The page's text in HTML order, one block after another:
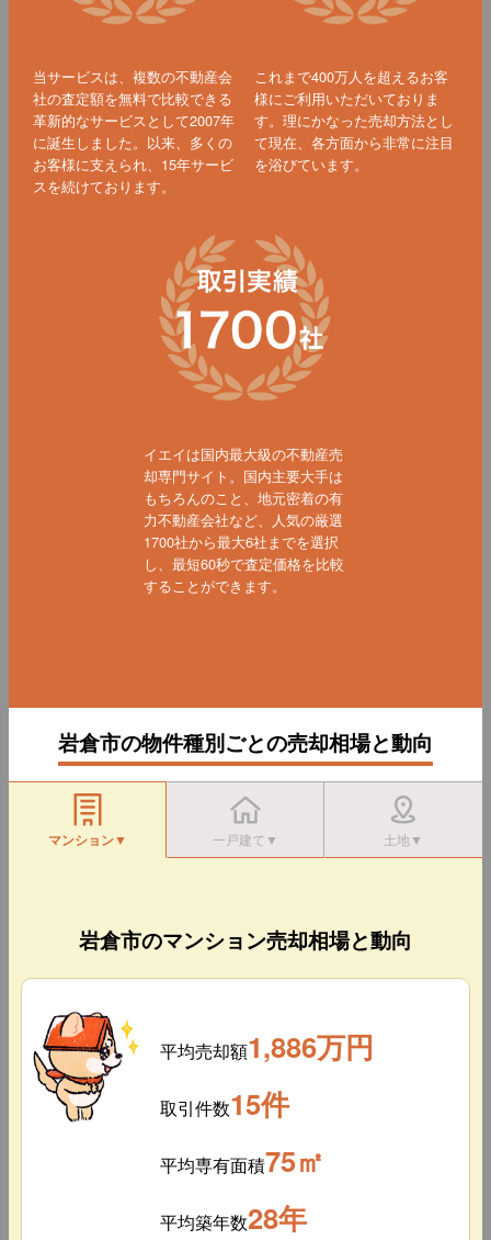
当サービスは、複数の不動産会
社の査定額を無料で比較できる
革新的なサービスとして2007年
に誕生しました。以来、多くの
お客様に支えられ、15年サービ
スを続けております。
これまで400万人を超えるお客
様にご利用いただいておりま
す。理にかなった売却方法とし
て現在、各方面から非常に注目
を浴びています。
イエイは国内最大級の不動産売
却専門サイト。国内主要大手は
もちろんのこと、地元密着の有
力不動産会社など、人気の厳選
1700社から最大6社までを選択
し、最短60秒で査定価格を比較
することができます。
岩倉市の物件種別ごとの売却相場と動向
マンション▼ 一戸建て▼ 土地▼
岩倉市のマンション売却相場と動向
平均売却額1,886万円
取引件数15件
平均専有面積75㎡
平均築年数28年